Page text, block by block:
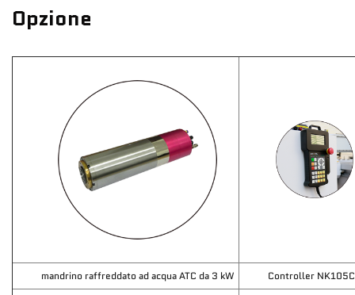
Opzione
mandrino raffreddato ad acqua ATC da 3 kW Controller